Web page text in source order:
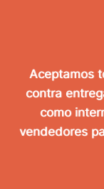
Aceptamos
contra
como
vendedores